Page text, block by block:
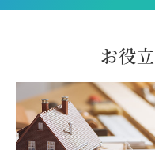
お役